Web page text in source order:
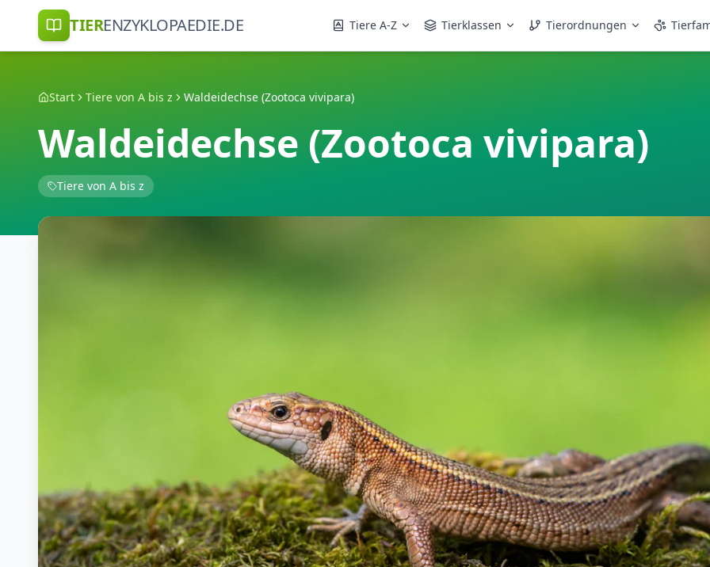
TIERENZYKLOPAEDIE.DE Tiere A-Z Tierklassen Tierordnungen
Start Tiere von A bis z Waldeidechse (Zootoca vivipara)
Waldeidechse (Zootoca vivipara)
Tiere von A bis z